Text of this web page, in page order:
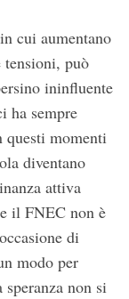
cui aumentano
può
ininfluente
ha sempre
momenti
diventano
attiva
il FNEC non è
di
modo per
non si